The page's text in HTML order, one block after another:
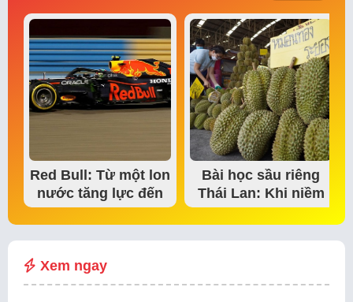
Red Bull: Từ một lon
nước tăng lực đến
đế chế thể…
Bài học sầu riêng
Thái Lan: Khi niềm
tin thị trường bắt…
Xem ngay